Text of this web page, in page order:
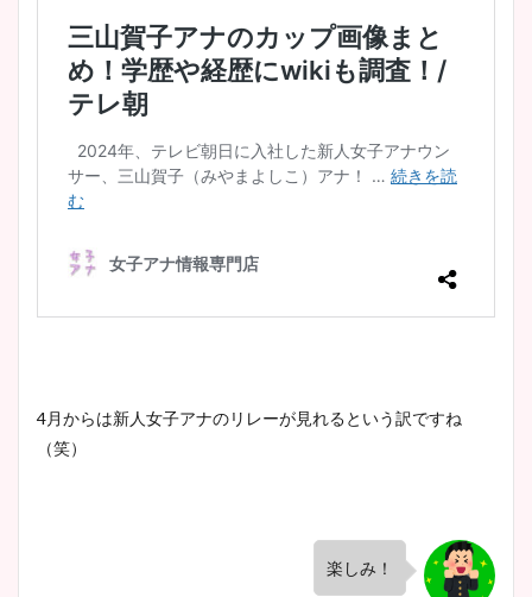
4月からは新人女子アナのリレーが見れるという訳ですね
（笑）
楽しみ！